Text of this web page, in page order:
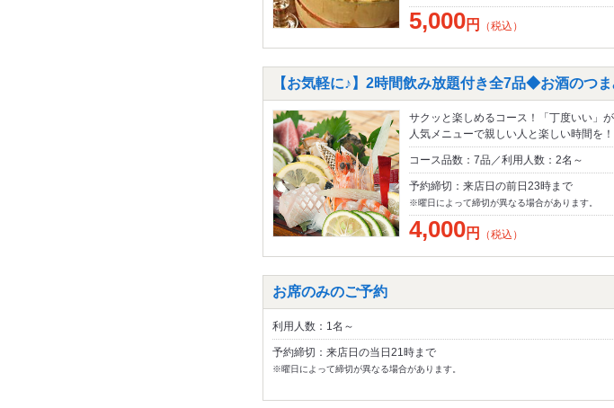
5,000円 （税込）
【お気軽に♪】2時間飲み放題付き全7品◆お酒のつ
サクッと楽しめるコース！「丁度いい」
人気メニューで親しい人と楽しい時間を
コース品数：7品／利用人数：2名～
予約締切：来店日の前日23時まで
※曜日によって締切が異なる場合があります。
4,000円 （税込）
お席のみのご予約
利用人数：1名～
予約締切：来店日の当日21時まで
※曜日によって締切が異なる場合があります。